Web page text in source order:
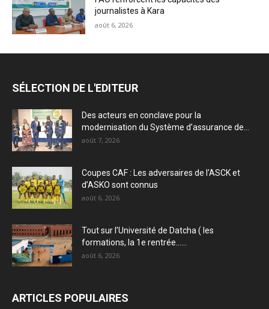
journalistes à Kara
août 6, 2026
SÉLECTION DE L'EDITEUR
Des acteurs en conclave pour la
modernisation du Système d’assurance de...
août 7, 2026
Coupes CAF : Les adversaires de l’ASCK et
d’ASKO sont connus
août 6, 2026
Tout sur l’Université de Datcha ( les
formations, la 1e rentrée…...
août 6, 2026
ARTICLES POPULAIRES